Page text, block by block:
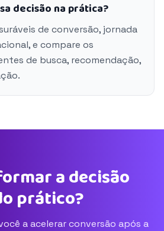
decisão na prática?
de conversão, jornada
e compare os
de busca, recomendação,
a decisão
prático?
a acelerar conversão após a